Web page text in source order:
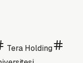
Tera Holding